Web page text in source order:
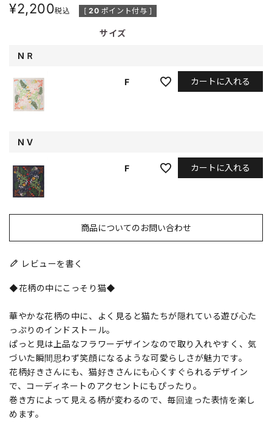
¥2,200税込 [ 20 ポイント付与 ]
サイズ
ＮＲ
F カートに入れる
ＮＶ
F カートに入れる
商品についてのお問い合わせ
レビューを書く
◆花柄の中にこっそり猫◆
華やかな花柄の中に、よく見ると猫たちが隠れている遊び心た
っぷりのインドストール。
ぱっと見は上品なフラワーデザインなので取り入れやすく、気
づいた瞬間思わず笑顔になるような可愛らしさが魅力です。
花柄好きさんにも、猫好きさんにも心くすぐられるデザイン
で、コーディネートのアクセントにもぴったり。
巻き方によって見える柄が変わるので、毎回違った表情を楽し
めます。